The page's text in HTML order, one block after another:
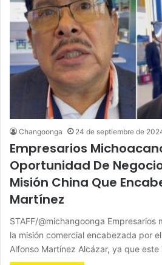
Changoonga 24 de septiembre de
Empresarios
Oportunidad De
Misión China Que
Martínez
STAFF/@michangoonga Empresarios
la misión comercial encabezada por
Alfonso Martínez Alcázar, ya que